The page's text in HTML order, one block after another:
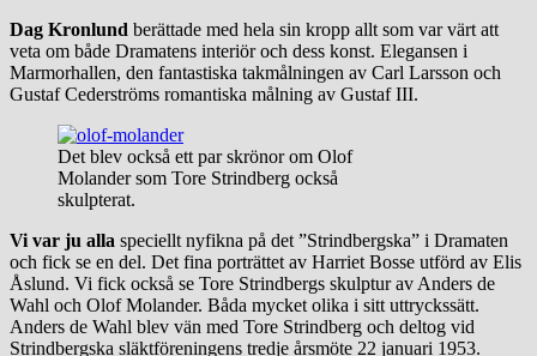
Dag Kronlund berättade med hela sin kropp allt som var värt att
veta om både Dramatens interiör och dess konst. Elegansen i
Marmorhallen, den fantastiska takmålningen av Carl Larsson och
Gustaf Cederströms romantiska målning av Gustaf III.
Det blev också ett par skrönor om Olof
Molander som Tore Strindberg också
skulpterat.
Vi var ju alla speciellt nyfikna på det ”Strindbergska” i Dramaten
och fick se en del. Det fina porträttet av Harriet Bosse utförd av Elis
Åslund. Vi fick också se Tore Strindbergs skulptur av Anders de
Wahl och Olof Molander. Båda mycket olika i sitt uttryckssätt.
Anders de Wahl blev vän med Tore Strindberg och deltog vid
Strindbergska släktföreningens tredje årsmöte 22 januari 1953.